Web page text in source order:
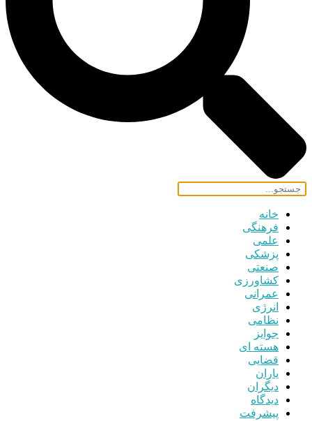
خانه
فرهنگی
علمی
پزشکی
صنعتی
کشاورزی
عمرانی
انرژی
نظامی
جوایز
هسته ای
قضایی
یاران
دیگران
دیدگاه
پیشرفت